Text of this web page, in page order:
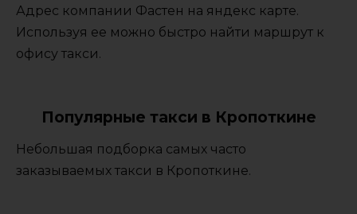
Адрес компании Фастен на яндекс карте.
Используя ее можно быстро найти маршрут к
офису такси.
Популярные такси в Кропоткине
Небольшая подборка самых часто
заказываемых такси в Кропоткине.